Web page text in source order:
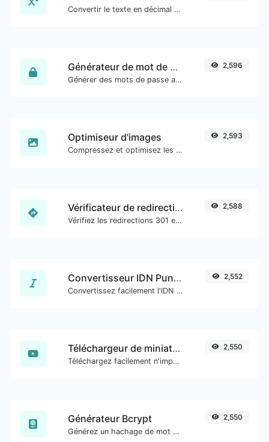
Convertir le texte en décimal et inversement pour toute entrée de chaîne.
Générateur de mot de passe
Générer des mots de passe avec une longueur et des paramètres personnalisés.
2,596
Optimiseur d'images
Compressez et optimisez les images pour une taille d'image plus petite tout en conservant une haute qualité.
2,593
Vérificateur de redirection d'URL
Vérifiez les redirections 301 et 302 d'une URL spécifique. Il vérifiera jusqu'à 10 redirections.
2,588
Convertisseur IDN Punnycode
Convertissez facilement l'IDN en Punnycode et inversement.
2,552
Téléchargeur de miniatures YouTube
Téléchargez facilement n'importe quelle miniature de vidéo YouTube dans toutes les tailles disponibles.
2,550
Générateur Bcrypt
Générez un hachage de mot de passe bcrypt pour toute entrée de chaîne.
2,550